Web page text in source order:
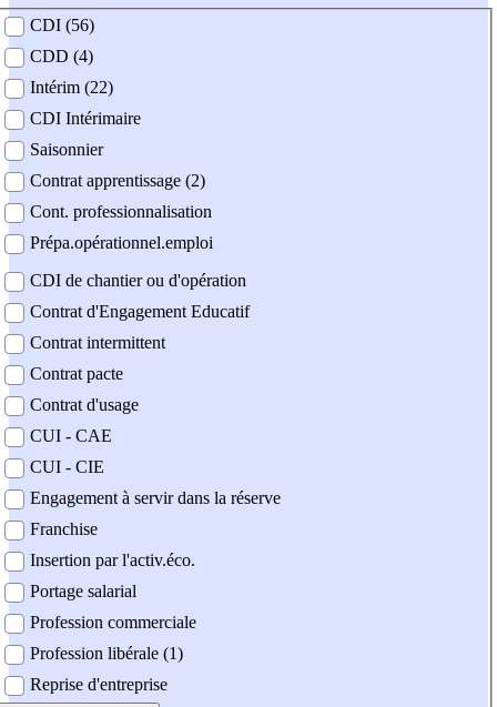
contrat
CDI (56)
CDD (4)
Intérim (22)
CDI Intérimaire
Saisonnier
Contrat apprentissage (2)
Cont. professionnalisation
Prépa.opérationnel.emploi
CDI de chantier ou d'opération
Contrat d'Engagement Educatif
Contrat intermittent
Contrat pacte
Contrat d'usage
CUI - CAE
CUI - CIE
Engagement à servir dans la réserve
Franchise
Insertion par l'activ.éco.
Portage salarial
Profession commerciale
Profession libérale (1)
Reprise d'entreprise